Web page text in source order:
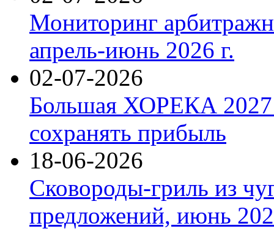
Мониторинг
апрель-июнь 2026 г.
02-07-2026
Большая ХОРЕКА 2027:
сохранять прибыль
18-06-2026
Сковороды-гриль из
предложений, июнь